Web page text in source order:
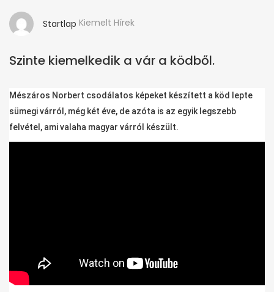
Startlap Kiemelt Hírek
Szinte kiemelkedik a vár a ködből.
Mészáros Norbert csodálatos képeket készített a köd lepte
sümegi várról, még két éve, de azóta is az egyik legszebb
felvétel, ami valaha magyar várról készült.